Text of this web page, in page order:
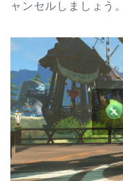
ャンセルしましょう。